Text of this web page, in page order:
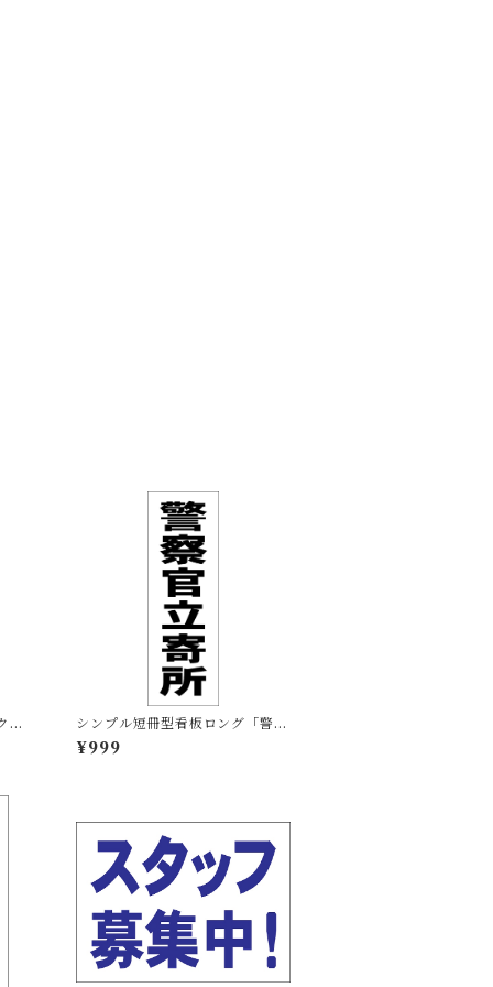
シンプル短冊型看板ロング「警察
官立寄所（黒）」【防犯・防災】
屋外可
¥999